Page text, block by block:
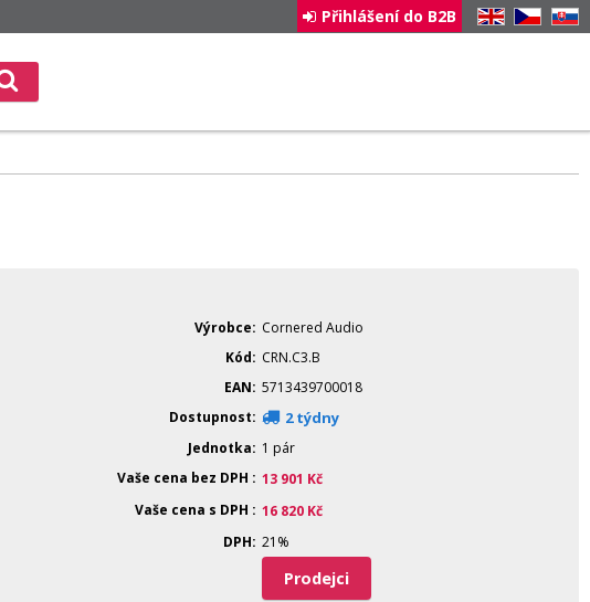
EN CZ SK
Přihlášení do B2B
Výrobce
Cornered Audio
Kód
CRN.C3.B
EAN 5713439700018
Dostupnost
2 týdny
Jednotka
1 pár
Vaše cena bez DPH
13 901 Kč
Vaše cena s DPH
16 820 Kč
DPH 21%
Prodejci